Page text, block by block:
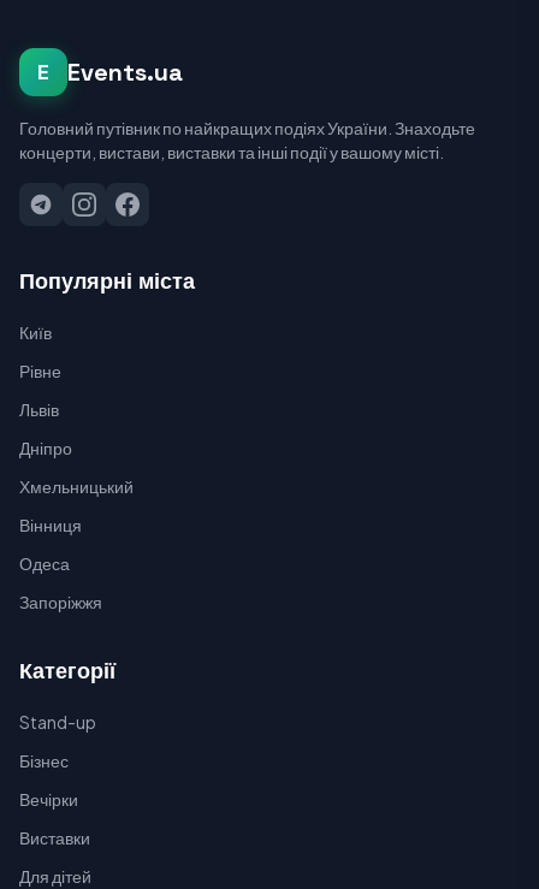
E Events.ua
Головний путівник по найкращих подіях України. Знаходьте
концерти, вистави, виставки та інші події у вашому місті.
Популярні міста
Київ
Рівне
Львів
Дніпро
Хмельницький
Вінниця
Одеса
Запоріжжя
Категорії
Stand-up
Бізнес
Вечірки
Виставки
Для дітей